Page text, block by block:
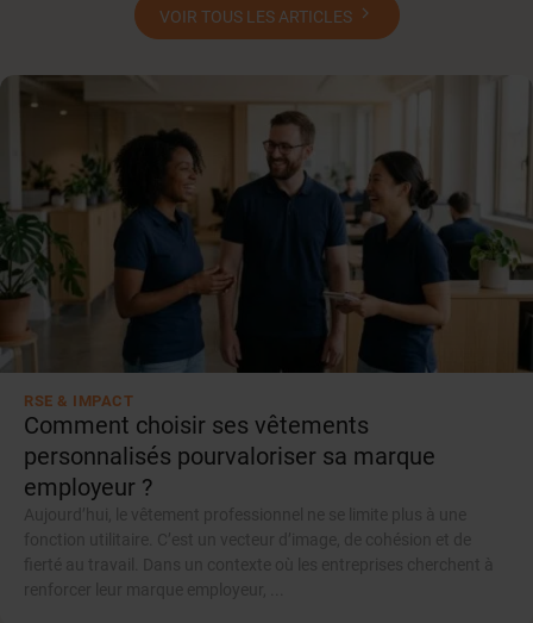
VOIR TOUS LES ARTICLES
RSE & IMPACT
Comment choisir ses vêtements
personnalisés pourvaloriser sa marque
employeur ?